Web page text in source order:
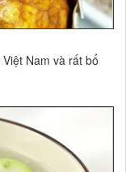
Nam và rất bổ